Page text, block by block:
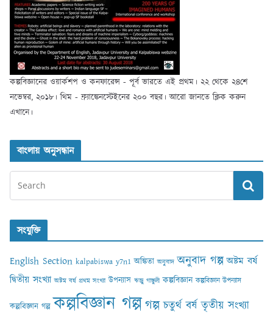
কল্পবিজ্ঞানের ওয়ার্কশপ ও কনফারেন্স - পূর্ব ভারতে এই প্রথম। ২২ থেকে ২৪শে
নভেম্বর, ২০১৮। থিম - ফ্র্যাঙ্কেনস্টেইনের ২০০ বছর। আরো জানতে ক্লিক করুন
এখানে।
বাংলায় অনুসন্ধান
সংযুক্তি
English Section kalpabiswa y7n1 অঙ্কিতা অনুবাদ অনুবাদ গল্প অষ্টম বর্ষ
দ্বিতীয় সংখ্যা অষ্টম বর্ষ প্রথম সংখ্যা উপন্যাস ঋজু গাঙ্গুলী কল্পবিজ্ঞান কল্পবিজ্ঞান উপন্যাস
কল্পবিজ্ঞান গল্প কল্পবিজ্ঞান গল্পগল্প চতুর্থ বর্ষ তৃতীয় সংখ্যা